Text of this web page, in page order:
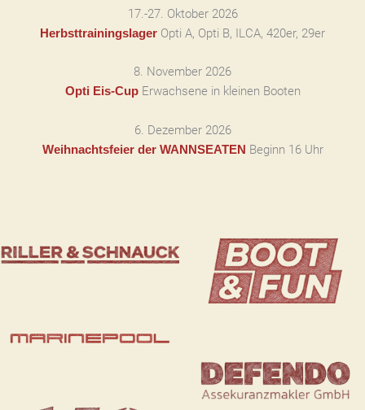
17.-27. Oktober 2026
Herbsttrainingslager Opti A, Opti B, ILCA, 420er, 29er
8. November 2026
Opti Eis-CupErwachsene in kleinen Booten
6. Dezember 2026
Weihnachtsfeier der WANNSEATEN Beginn 16 Uhr